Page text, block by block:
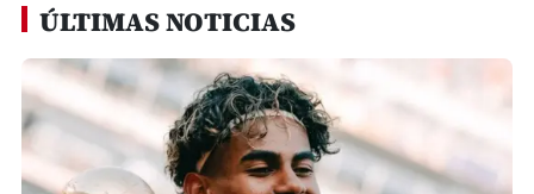
ÚLTIMAS NOTICIAS